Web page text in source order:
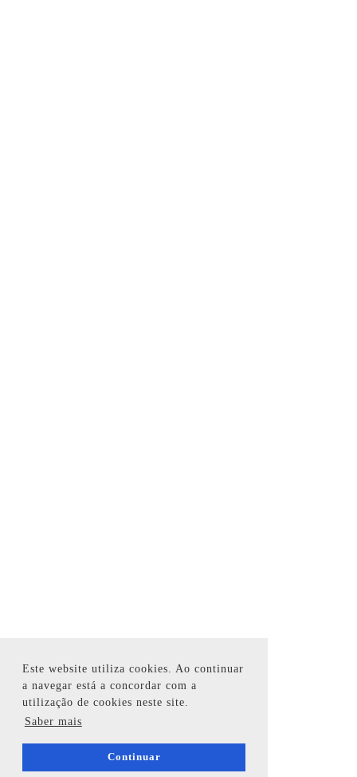
Este website utiliza cookies. Ao continuar
a navegar está a concordar com a
utilização de cookies neste site.
Saber mais
Continuar